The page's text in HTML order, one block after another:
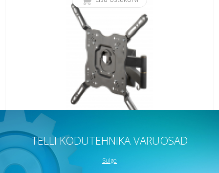
TELEVIISORI SEINAKINNITUS BFMO 6040, UNTIL 55",VESA 400,
MAX 35KG, 37980 VIVANCO
TELLI KODUTEHNIKA VARUOSAD
Sulge